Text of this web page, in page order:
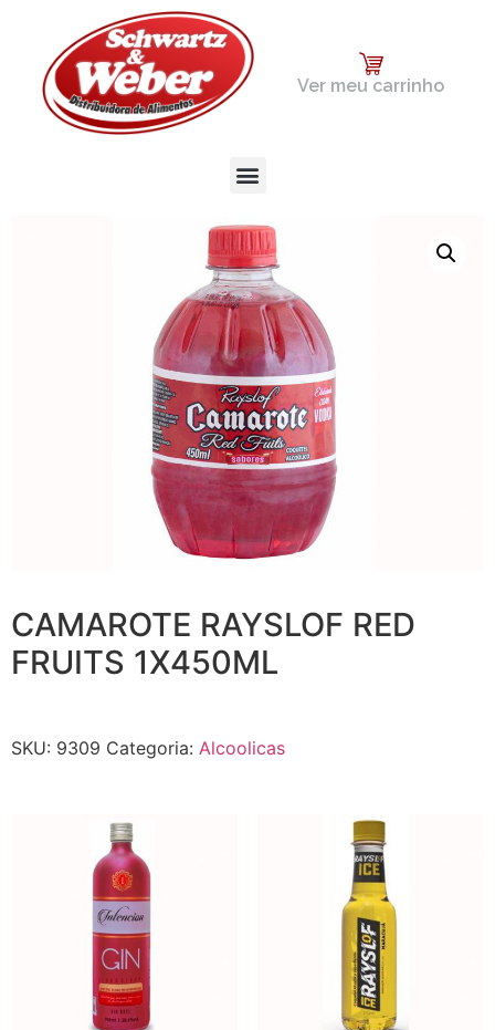
Ver meu carrinho
CAMAROTE RAYSLOF RED
FRUITS 1X450ML
SKU: 9309 Categoria: Alcoolicas